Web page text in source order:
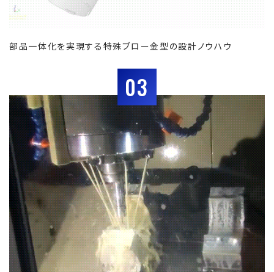
部品一体化を実現する特殊ブロー金型の設計ノウハウ
03